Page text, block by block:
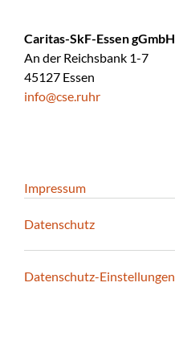
Caritas-SkF-Essen gGmbH
An der Reichsbank 1-7
45127 Essen
info@cse.ruhr
Impressum
Datenschutz
Datenschutz-Einstellungen